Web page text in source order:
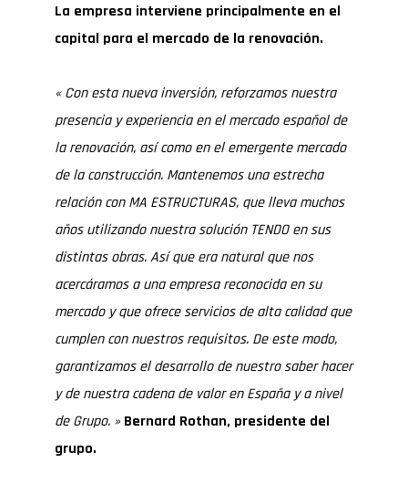
La empresa interviene principalmente en el
capital para el mercado de la renovación.
«Con esta nueva inversión, reforzamos nuestra
presencia y experiencia en el mercado español de
la renovación, así como en el emergente mercado
de la construcción. Mantenemos una estrecha
relación con MA ESTRUCTURAS, que lleva muchos
años utilizando nuestra solución TENDO en sus
distintas obras. Así que era natural que nos
acercáramos a una empresa reconocida en su
mercado y que ofrece servicios de alta calidad que
cumplen con nuestros requisitos. De este modo,
garantizamos el desarrollo de nuestro saber hacer
y de nuestra cadena de valor en España y a nivel
de Grupo. » Bernard Rothan, presidente del
grupo.